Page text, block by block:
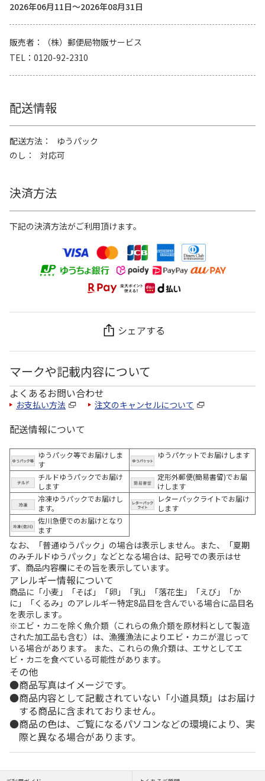
2026年06月11日～2026年08月31日
販売者
（株）郵便局物販サービス
TEL
0120-92-2310
配送情報
配送方法
ゆうパック
のし
対応可
決済方法
下記の決済方法がご利用頂けます。
シェアする
マークや記載内容について
よくあるお問い合わせ
お支払い方法 注文のキャンセルについて
配送情報について
ゆうパック等でお届けしま
す
ゆうパケットでお届けします
チルドゆうパックでお届け
します
定形外郵便(簡易書留)でお届
けします
冷凍ゆうパックでお届けし
ます。
レターパックライトでお届け
します
佐川急便でのお届けとなり
ます
なお、「普通ゆうパック」の場合は表示しません。また、「夏期
のみチルドゆうパック」などとなる場合は、記号での表示はせ
ず、商品内容欄にその旨を表示しています。
アレルギー情報について
商品に「小麦」「そば」「卵」「乳」「落花生」「えび」「か
に」「くるみ」のアレルギー特定8品目を含んでいる場合に品目名
を表示します。
※エビ・カニを除く魚介類（これらの魚介類を原材料として製造
された加工品も含む）は、漁獲漁法によりエビ・カニが混じって
いる場合があります。 また、これらの魚介類は、エサとしてエ
ビ・カニを食べている可能性があります。
その他
商品写真はイメージです。
商品内容として記載されていない「小道具類」はお届け
する商品に含まれておりません。
商品の色は、ご覧になるパソコンなどの環境により、実
際と異なる場合があります。